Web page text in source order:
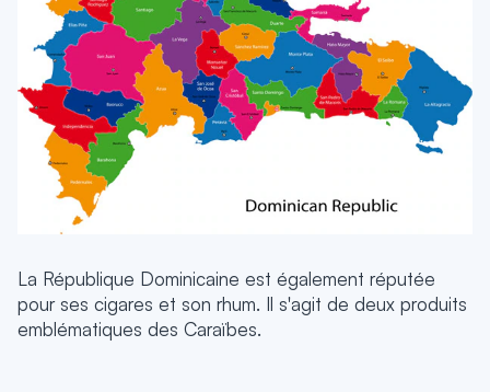
La République Dominicaine est également réputée
pour ses cigares et son rhum. Il s'agit de deux produits
emblématiques des Caraïbes.